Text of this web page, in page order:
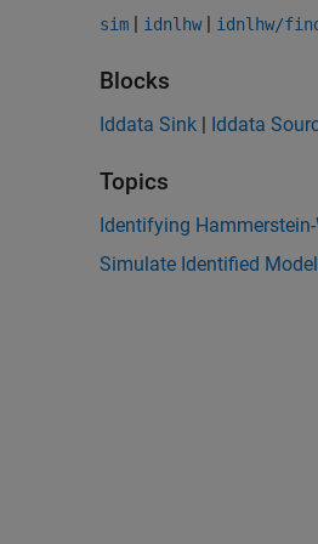
sim | idnlhw| idnlhw/
Blocks
Iddata Sink | Iddata
Topics
Identifying
Simulate Identified